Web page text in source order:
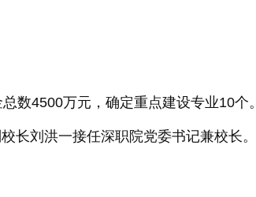
数4500万元，确定重点建设专业10个。
长刘洪一接任深职院党委书记兼校长。